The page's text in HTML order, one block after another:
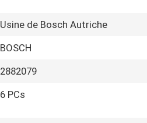
Usine de Bosch Autriche
BOSCH
2882079
6 PCs